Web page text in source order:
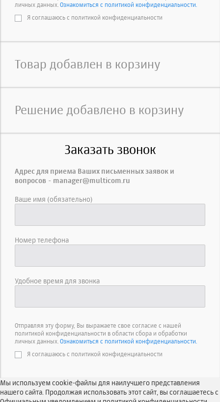
личных данных. Ознакомиться с политикой конфиденциальности.
Я соглашаюсь с политикой конфиденциальности
Товар добавлен в корзину
Решение добавлено в корзину
Заказать звонок
Адрес для приема Ваших письменных заявок и
вопросов - manager@multicom.ru
Ваше имя (обязательно)
Номер телефона
Удобное время для звонка
Отправляя эту форму, Вы выражаете свое согласие с нашей
политикой конфиденциальности в области сбора и обработки
личных данных. Ознакомиться с политикой конфиденциальности.
Я соглашаюсь с политикой конфиденциальности
Мы используем cookie-файлы для наилучшего представления
нашего сайта. Продолжая использовать этот сайт, вы соглашаетесь с